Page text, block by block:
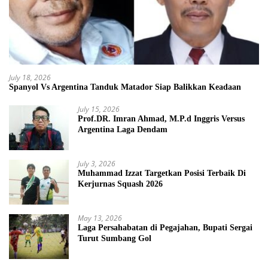
July 18, 2026
Spanyol Vs Argentina Tanduk Matador Siap Balikkan Keadaan
July 15, 2026
Prof.DR. Imran Ahmad, M.P.d Inggris Versus
Argentina Laga Dendam
July 3, 2026
Muhammad Izzat Targetkan Posisi Terbaik Di
Kerjurnas Squash 2026
May 13, 2026
Laga Persahabatan di Pegajahan, Bupati Sergai
Turut Sumbang Gol